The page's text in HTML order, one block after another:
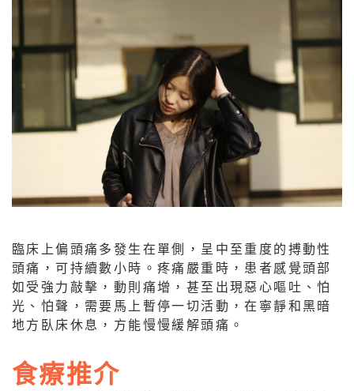
臨床上偏頭痛多發生在單側，呈中至重度的搏動性
頭痛，可持續數小時。疼痛嚴重時，患者感覺頭部
如受強力敲擊，動則痛增，甚至出現惡心嘔吐、怕
光、怕聲，需要馬上暫停一切活動，在寧靜和黑暗
地方臥床休息，方能慢慢緩解頭痛。
食療推介